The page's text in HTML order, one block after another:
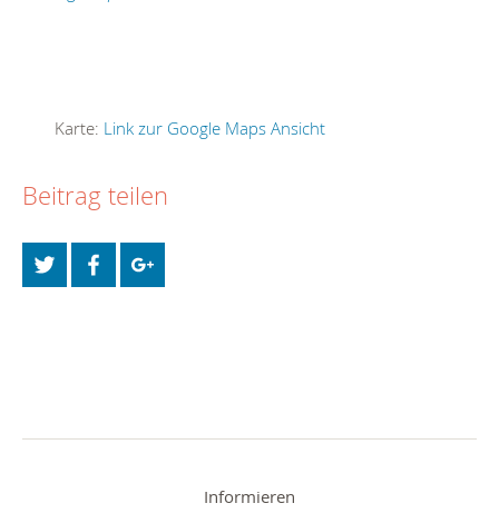
Karte: Link zur Google Maps Ansicht
Beitrag teilen
Informieren